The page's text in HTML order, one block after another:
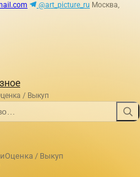
@art_picture_ru Москва,
/ Выкуп
Оценка / Выкуп